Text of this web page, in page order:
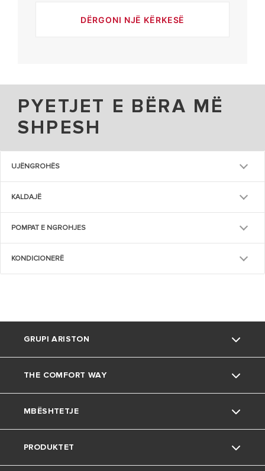
DËRGONI NJË KËRKESË
PYETJET E BËRA MË
SHPESH
UJËNGROHËS
KALDAJË
POMPAT E NGROHJES
KONDICIONERË
GRUPI ARISTON
Rreth nesh
Grupi
Karriera
THE COMFORT WAY
Mjedisi
Këshilla të dobishme
MBËSHTETJE
Kontakt
PRODUKTET